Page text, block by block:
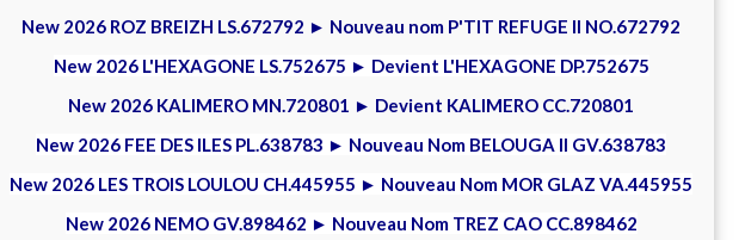
New 2026 ROZ BREIZH LS.672792 ► Nouveau nom P'TIT REFUGE II NO.672792
New 2026 L'HEXAGONE LS.752675 ► Devient L'HEXAGONE DP.752675
New 2026 KALIMERO MN.720801 ► Devient KALIMERO CC.720801
New 2026 FEE DES ILES PL.638783 ► Nouveau Nom BELOUGA II GV.638783
New 2026 LES TROIS LOULOU CH.445955 ► Nouveau Nom MOR GLAZ VA.445955
New 2026 NEMO GV.898462 ► Nouveau Nom TREZ CAO CC.898462